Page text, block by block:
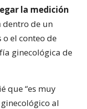
la medición
dentro de un
o el conteo de
ginecológica de
que “es muy
al